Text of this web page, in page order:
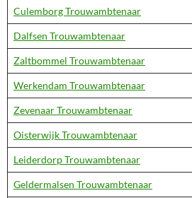
Culemborg Trouwambtenaar
Dalfsen Trouwambtenaar
Zaltbommel Trouwambtenaar
Werkendam Trouwambtenaar
Zevenaar Trouwambtenaar
Oisterwijk Trouwambtenaar
Leiderdorp Trouwambtenaar
Geldermalsen Trouwambtenaar